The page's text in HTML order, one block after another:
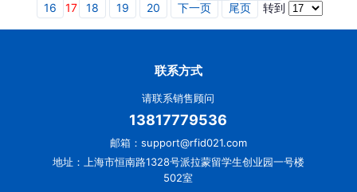
16
17 18 19 20 下一页 尾页 转到
联系方式
请联系销售顾问
13817779536
邮箱：support@rfid021.com
地址：上海市恒南路1328号派拉蒙留学生创业园一号楼
502室